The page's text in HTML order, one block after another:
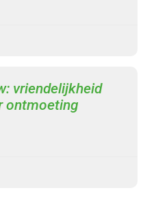
vriendelijkheid
ontmoeting